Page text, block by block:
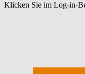
Klicken Sie im Log-in-